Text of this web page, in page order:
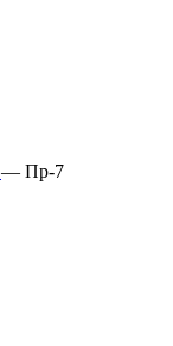
— Пр-7